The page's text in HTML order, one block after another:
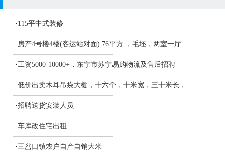
· 115平中式装修
· 房产4号楼4楼(客运站对面) 76平方 ，毛坯，两室一厅
·工资5000-10000+，东宁市苏宁易购物流及售后招聘
·低价出卖木耳吊袋大棚，十六个，十米宽，三十米长，
·招聘送货安装人员
·车库改住宅出租
·三岔口镇农户自产自销大米